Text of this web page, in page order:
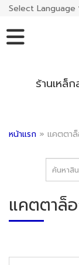
Select Language
ร้านเหล็
หน้าแรก » แคตตา
แคตตาล็